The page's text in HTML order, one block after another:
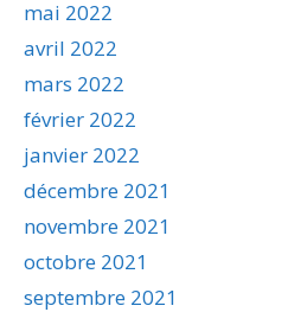
mai 2022
avril 2022
mars 2022
février 2022
janvier 2022
décembre 2021
novembre 2021
octobre 2021
septembre 2021